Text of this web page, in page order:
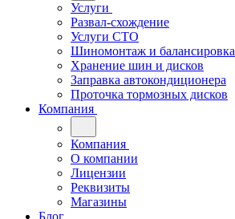
Услуги
Развал-схождение
Услуги СТО
Шиномонтаж и балансировка
Хранение шин и дисков
Заправка автокондиционера
Проточка тормозных дисков
Компания
Компания
О компании
Лицензии
Реквизиты
Магазины
Блог